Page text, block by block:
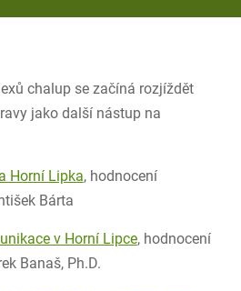
chalup se začíná rozjíždět
jako další nástup na
Horní Lipka, hodnocení
Bárta
v Horní Lipce, hodnocení
Banaš, Ph.D.